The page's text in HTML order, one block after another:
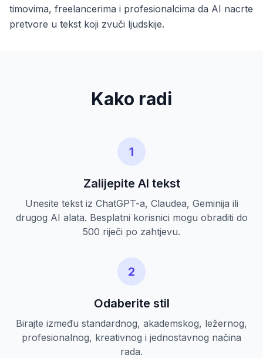
timovima, freelancerima i profesionalcima da AI nacrte
pretvore u tekst koji zvuči ljudskije.
Kako radi
1
Zalijepite AI tekst
Unesite tekst iz ChatGPT-a, Claudea, Geminija ili
drugog AI alata. Besplatni korisnici mogu obraditi do
500 riječi po zahtjevu.
2
Odaberite stil
Birajte između standardnog, akademskog, ležernog,
profesionalnog, kreativnog i jednostavnog načina
rada.